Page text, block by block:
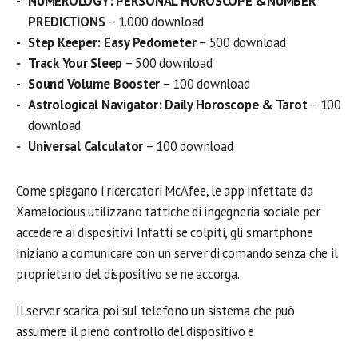
PREDICTIONS– 1.000 download
Step Keeper: Easy Pedometer– 500 download
Track Your Sleep – 500 download
Sound Volume Booster – 100 download
Astrological Navigator: Daily Horoscope & Tarot– 100
download
Universal Calculator – 100 download
Come spiegano i ricercatori McAfee, le app infettate da
Xamalocious utilizzano tattiche di ingegneria sociale per
accedere ai dispositivi. Infatti se colpiti, gli smartphone
iniziano a comunicare con un server di comando senza che il
proprietario del dispositivo se ne accorga.
Il server scarica poi sul telefono un sistema che può
assumere il pieno controllo del dispositivo e